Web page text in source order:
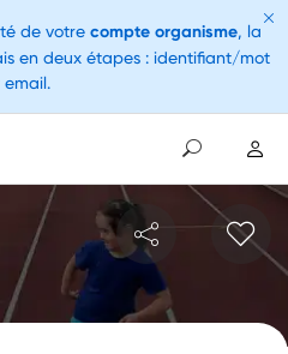
de votre compte organisme, la
en deux étapes : identifiant/mot